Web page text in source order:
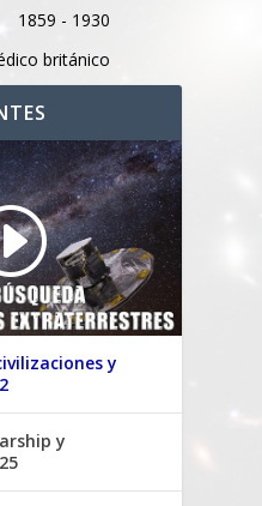
1859 - 1930
británico
y
y